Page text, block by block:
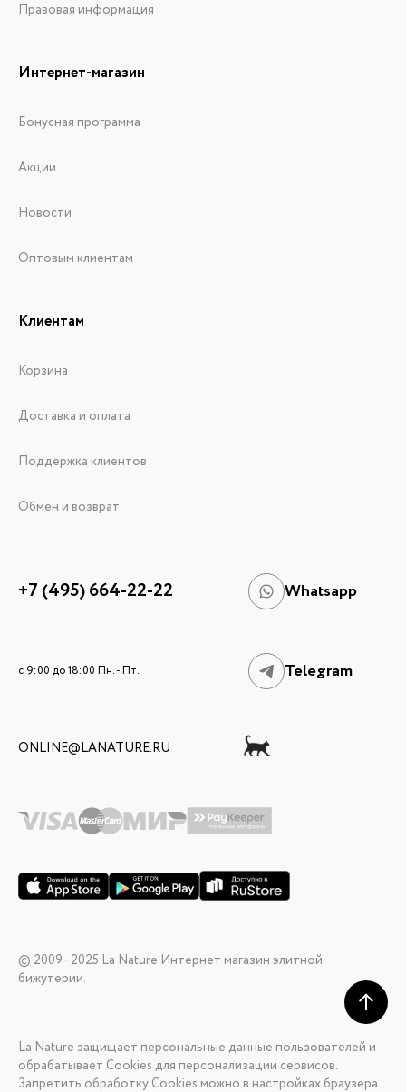
Правовая информация
Интернет-магазин
Бонусная программа
Акции
Новости
Оптовым клиентам
Клиентам
Корзина
Доставка и оплата
Поддержка клиентов
Обмен и возврат
+7 (495) 664-22-22 Whatsapp
c 9:00 до 18:00 Пн. - Пт. Telegram
ONLINE@LANATURE.RU
© 2009 - 2025 La Nature Интернет магазин элитной
бижутерии.
La Nature защищает персональные данные пользователей и
обрабатывает Cookies для персонализации сервисов.
Запретить обработку Cookies можно в настройках браузера